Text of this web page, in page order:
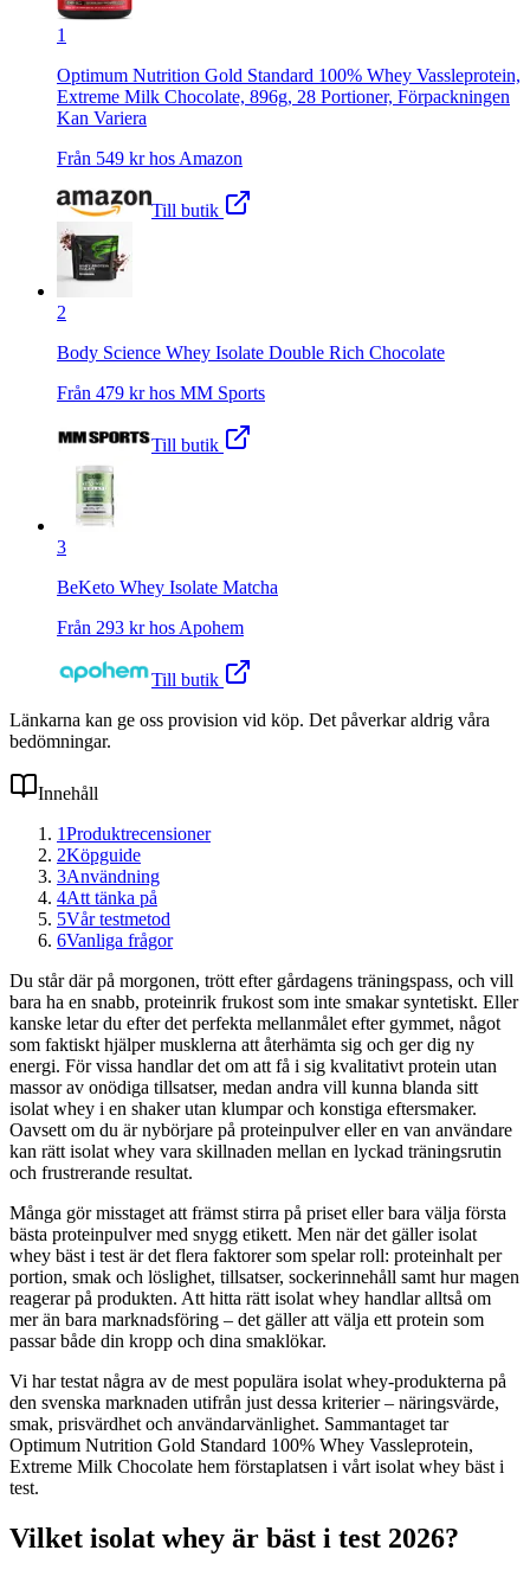
1
Optimum Nutrition Gold Standard 100% Whey Vassleprotein,
Extreme Milk Chocolate, 896g, 28 Portioner, Förpackningen
Kan Variera
Från 549 kr hos Amazon
Till butik
2
Body Science Whey Isolate Double Rich Chocolate
Från 479 kr hos MM Sports
Till butik
3
BeKeto Whey Isolate Matcha
Från 293 kr hos Apohem
Till butik
Länkarna kan ge oss provision vid köp. Det påverkar aldrig våra
bedömningar.
Innehåll
1Produktrecensioner
2Köpguide
3Användning
4Att tänka på
5Vår testmetod
6Vanliga frågor
Du står där på morgonen, trött efter gårdagens träningspass, och vill
bara ha en snabb, proteinrik frukost som inte smakar syntetiskt. Eller
kanske letar du efter det perfekta mellanmålet efter gymmet, något
som faktiskt hjälper musklerna att återhämta sig och ger dig ny
energi. För vissa handlar det om att få i sig kvalitativt protein utan
massor av onödiga tillsatser, medan andra vill kunna blanda sitt
isolat whey i en shaker utan klumpar och konstiga eftersmaker.
Oavsett om du är nybörjare på proteinpulver eller en van användare
kan rätt isolat whey vara skillnaden mellan en lyckad träningsrutin
och frustrerande resultat.
Många gör misstaget att främst stirra på priset eller bara välja första
bästa proteinpulver med snygg etikett. Men när det gäller isolat
whey bäst i test är det flera faktorer som spelar roll: proteinhalt per
portion, smak och löslighet, tillsatser, sockerinnehåll samt hur magen
reagerar på produkten. Att hitta rätt isolat whey handlar alltså om
mer än bara marknadsföring – det gäller att välja ett protein som
passar både din kropp och dina smaklökar.
Vi har testat några av de mest populära isolat whey-produkterna på
den svenska marknaden utifrån just dessa kriterier – näringsvärde,
smak, prisvärdhet och användarvänlighet. Sammantaget tar
Optimum Nutrition Gold Standard 100% Whey Vassleprotein,
Extreme Milk Chocolate hem förstaplatsen i vårt isolat whey bäst i
test.
Vilket isolat whey är bäst i test 2026?